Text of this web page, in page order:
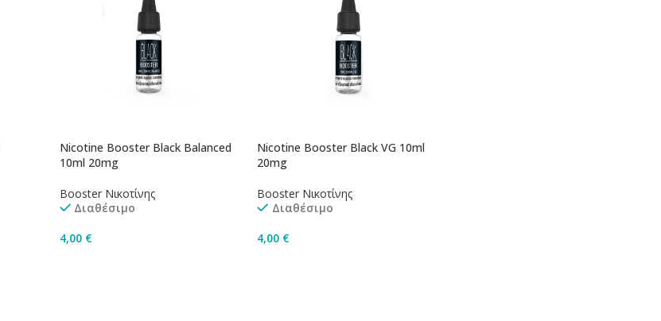
Nicotine Booster Black Balanced
10ml 20mg
Booster Νικοτίνης
Διαθέσιμο
4,00 €
Nicotine Booster Black VG 10ml
20mg
Booster Νικοτίνης
Διαθέσιμο
4,00 €